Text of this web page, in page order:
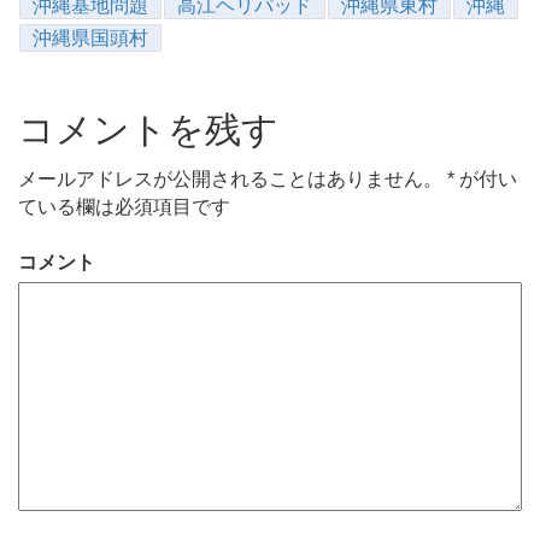
沖縄基地問題 高江ヘリパッド 沖縄県東村
沖縄
沖縄県国頭村
コメントを残す
メールアドレスが公開されることはありません。 * が付い
ている欄は必須項目です
コメント